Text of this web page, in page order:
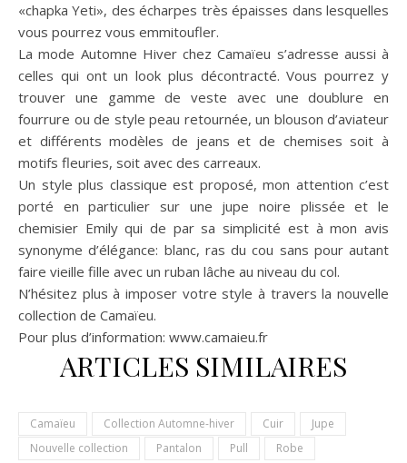
«chapka Yeti», des écharpes très épaisses dans lesquelles
vous pourrez vous emmitoufler.
La mode Automne Hiver chez Camaïeu s’adresse aussi à
celles qui ont un look plus décontracté. Vous pourrez y
trouver une gamme de veste avec une doublure en
fourrure ou de style peau retournée, un blouson d’aviateur
et différents modèles de jeans et de chemises soit à
motifs fleuries, soit avec des carreaux.
Un style plus classique est proposé, mon attention c’est
porté en particulier sur une jupe noire plissée et le
chemisier Emily qui de par sa simplicité est à mon avis
synonyme d’élégance: blanc, ras du cou sans pour autant
faire vieille fille avec un ruban lâche au niveau du col.
N’hésitez plus à imposer votre style à travers la nouvelle
collection de Camaïeu.
Pour plus d’information: www.camaieu.fr
ARTICLES SIMILAIRES
Camaïeu Collection Automne-hiver Cuir
Jupe
Nouvelle collection
Pantalon Pull Robe